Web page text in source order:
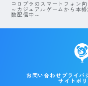
コロプラのスマートフォン
～カジュアルゲームから本
数配信中～
お問い合わせ プライバ
サイトポ